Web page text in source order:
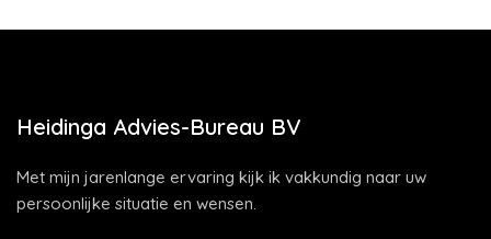
Heidinga Advies-Bureau BV
Met mijn jarenlange ervaring kijk ik vakkundig naar uw
persoonlijke situatie en wensen.